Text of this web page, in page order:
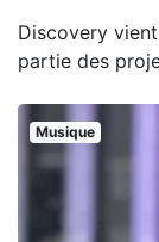
Discovery
partie des
Musique